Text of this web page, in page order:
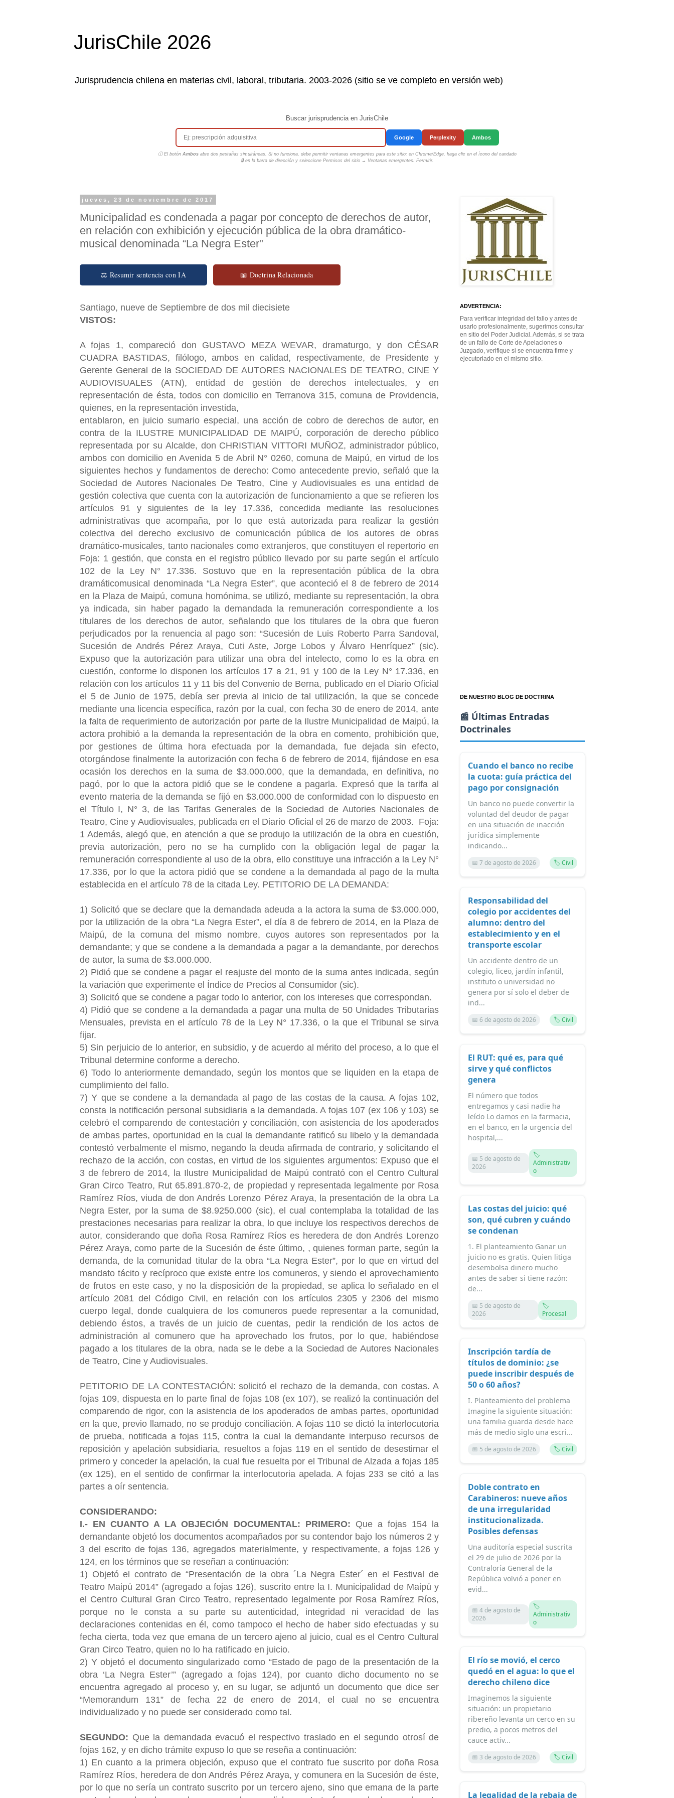
JurisChile 2026
Jurisprudencia chilena en materias civil, laboral, tributaria. 2003-2026 (sitio se ve completo en versión web)
Buscar jurisprudencia en JurisChile
Google Perplexity Ambos
ⓘ El botón Ambosabre dos pestañas simultáneas. Si no funciona, debe permitir ventanas emergentes para este sitio: en Chrome/Edge, haga clic en el ícono del candado
🔒 en la barra de dirección y seleccione Permisos del sitio → Ventanas emergentes: Permitir.
jueves, 23 de noviembre de 2017
Municipalidad es condenada a pagar por concepto de derechos de autor,
en relación con exhibición y ejecución pública de la obra dramático-
musical denominada “La Negra Ester"
⚖ Resumir sentencia con IA 📖 Doctrina Relacionada
Santiago, nueve de Septiembre de dos mil diecisiete
VISTOS:
A fojas 1, compareció don GUSTAVO MEZA WEVAR, dramaturgo, y don CÉSAR
CUADRA BASTIDAS, filólogo, ambos en calidad, respectivamente, de Presidente y
Gerente General de la SOCIEDAD DE AUTORES NACIONALES DE TEATRO, CINE Y
AUDIOVISUALES (ATN), entidad de gestión de derechos intelectuales, y en
representación de ésta, todos con domicilio en Terranova 315, comuna de Providencia,
quienes, en la representación investida,
entablaron, en juicio sumario especial, una acción de cobro de derechos de autor, en
contra de la ILUSTRE MUNICIPALIDAD DE MAIPÚ, corporación de derecho público
representada por su Alcalde, don CHRISTIAN VITTORI MUÑOZ, administrador público,
ambos con domicilio en Avenida 5 de Abril N° 0260, comuna de Maipú, en virtud de los
siguientes hechos y fundamentos de derecho: Como antecedente previo, señaló que la
Sociedad de Autores Nacionales De Teatro, Cine y Audiovisuales es una entidad de
gestión colectiva que cuenta con la autorización de funcionamiento a que se refieren los
artículos 91 y siguientes de la ley 17.336, concedida mediante las resoluciones
administrativas que acompaña, por lo que está autorizada para realizar la gestión
colectiva del derecho exclusivo de comunicación pública de los autores de obras
dramático-musicales, tanto nacionales como extranjeros, que constituyen el repertorio en
Foja: 1 gestión, que consta en el registro público llevado por su parte según el artículo
102 de la Ley N° 17.336. Sostuvo que en la representación pública de la obra
dramáticomusical denominada “La Negra Ester”, que aconteció el 8 de febrero de 2014
en la Plaza de Maipú, comuna homónima, se utilizó, mediante su representación, la obra
ya indicada, sin haber pagado la demandada la remuneración correspondiente a los
titulares de los derechos de autor, señalando que los titulares de la obra que fueron
perjudicados por la renuencia al pago son: “Sucesión de Luis Roberto Parra Sandoval,
Sucesión de Andrés Pérez Araya, Cuti Aste, Jorge Lobos y Álvaro Henríquez” (sic).
Expuso que la autorización para utilizar una obra del intelecto, como lo es la obra en
cuestión, conforme lo disponen los artículos 17 a 21, 91 y 100 de la Ley N° 17.336, en
relación con los artículos 11 y 11 bis del Convenio de Berna, publicado en el Diario Oficial
el 5 de Junio de 1975, debía ser previa al inicio de tal utilización, la que se concede
mediante una licencia específica, razón por la cual, con fecha 30 de enero de 2014, ante
la falta de requerimiento de autorización por parte de la Ilustre Municipalidad de Maipú, la
actora prohibió a la demanda la representación de la obra en comento, prohibición que,
por gestiones de última hora efectuada por la demandada, fue dejada sin efecto,
otorgándose finalmente la autorización con fecha 6 de febrero de 2014, fijándose en esa
ocasión los derechos en la suma de $3.000.000, que la demandada, en definitiva, no
pagó, por lo que la actora pidió que se le condene a pagarla. Expresó que la tarifa al
evento materia de la demanda se fijó en $3.000.000 de conformidad con lo dispuesto en
el Título I, N° 3, de las Tarifas Generales de la Sociedad de Autories Nacionales de
Teatro, Cine y Audiovisuales, publicada en el Diario Oficial el 26 de marzo de 2003. Foja:
1 Además, alegó que, en atención a que se produjo la utilización de la obra en cuestión,
previa autorización, pero no se ha cumplido con la obligación legal de pagar la
remuneración correspondiente al uso de la obra, ello constituye una infracción a la Ley N°
17.336, por lo que la actora pidió que se condene a la demandada al pago de la multa
establecida en el artículo 78 de la citada Ley. PETITORIO DE LA DEMANDA:
1) Solicitó que se declare que la demandada adeuda a la actora la suma de $3.000.000,
por la utilización de la obra “La Negra Ester”, el día 8 de febrero de 2014, en la Plaza de
Maipú, de la comuna del mismo nombre, cuyos autores son representados por la
demandante; y que se condene a la demandada a pagar a la demandante, por derechos
de autor, la suma de $3.000.000.
2) Pidió que se condene a pagar el reajuste del monto de la suma antes indicada, según
la variación que experimente el Índice de Precios al Consumidor (sic).
3) Solicitó que se condene a pagar todo lo anterior, con los intereses que correspondan.
4) Pidió que se condene a la demandada a pagar una multa de 50 Unidades Tributarias
Mensuales, prevista en el artículo 78 de la Ley N° 17.336, o la que el Tribunal se sirva
fijar.
5) Sin perjuicio de lo anterior, en subsidio, y de acuerdo al mérito del proceso, a lo que el
Tribunal determine conforme a derecho.
6) Todo lo anteriormente demandado, según los montos que se liquiden en la etapa de
cumplimiento del fallo.
7) Y que se condene a la demandada al pago de las costas de la causa. A fojas 102,
consta la notificación personal subsidiaria a la demandada. A fojas 107 (ex 106 y 103) se
celebró el comparendo de contestación y conciliación, con asistencia de los apoderados
de ambas partes, oportunidad en la cual la demandante ratificó su libelo y la demandada
contestó verbalmente el mismo, negando la deuda afirmada de contrario, y solicitando el
rechazo de la acción, con costas, en virtud de los siguientes argumentos: Expuso que el
3 de febrero de 2014, la Ilustre Municipalidad de Maipú contrató con el Centro Cultural
Gran Circo Teatro, Rut 65.891.870-2, de propiedad y representada legalmente por Rosa
Ramírez Ríos, viuda de don Andrés Lorenzo Pérez Araya, la presentación de la obra La
Negra Ester, por la suma de $8.9250.000 (sic), el cual contemplaba la totalidad de las
prestaciones necesarias para realizar la obra, lo que incluye los respectivos derechos de
autor, considerando que doña Rosa Ramírez Ríos es heredera de don Andrés Lorenzo
Pérez Araya, como parte de la Sucesión de éste último, , quienes forman parte, según la
demanda, de la comunidad titular de la obra “La Negra Ester”, por lo que en virtud del
mandato tácito y recíproco que existe entre los comuneros, y siendo el aprovechamiento
de frutos en este caso, y no la disposición de la propiedad, se aplica lo señalado en el
artículo 2081 del Código Civil, en relación con los artículos 2305 y 2306 del mismo
cuerpo legal, donde cualquiera de los comuneros puede representar a la comunidad,
debiendo éstos, a través de un juicio de cuentas, pedir la rendición de los actos de
administración al comunero que ha aprovechado los frutos, por lo que, habiéndose
pagado a los titulares de la obra, nada se le debe a la Sociedad de Autores Nacionales
de Teatro, Cine y Audiovisuales.
PETITORIO DE LA CONTESTACIÓN: solicitó el rechazo de la demanda, con costas. A
fojas 109, dispuesta en lo parte final de fojas 108 (ex 107), se realizó la continuación del
comparendo de rigor, con la asistencia de los apoderados de ambas partes, oportunidad
en la que, previo llamado, no se produjo conciliación. A fojas 110 se dictó la interlocutoria
de prueba, notificada a fojas 115, contra la cual la demandante interpuso recursos de
reposición y apelación subsidiaria, resueltos a fojas 119 en el sentido de desestimar el
primero y conceder la apelación, la cual fue resuelta por el Tribunal de Alzada a fojas 185
(ex 125), en el sentido de confirmar la interlocutoria apelada. A fojas 233 se citó a las
partes a oír sentencia.
CONSIDERANDO:
I.- EN CUANTO A LA OBJECIÓN DOCUMENTAL: PRIMERO: Que a fojas 154 la
demandante objetó los documentos acompañados por su contendor bajo los números 2 y
3 del escrito de fojas 136, agregados materialmente, y respectivamente, a fojas 126 y
124, en los términos que se reseñan a continuación:
1) Objetó el contrato de “Presentación de la obra ´La Negra Ester´ en el Festival de
Teatro Maipú 2014” (agregado a fojas 126), suscrito entre la I. Municipalidad de Maipú y
el Centro Cultural Gran Circo Teatro, representado legalmente por Rosa Ramírez Ríos,
porque no le consta a su parte su autenticidad, integridad ni veracidad de las
declaraciones contenidas en él, como tampoco el hecho de haber sido efectuadas y su
fecha cierta, toda vez que emana de un tercero ajeno al juicio, cual es el Centro Cultural
Gran Circo Teatro, quien no lo ha ratificado en juicio.
2) Y objetó el documento singularizado como “Estado de pago de la presentación de la
obra ‘La Negra Ester’” (agregado a fojas 124), por cuanto dicho documento no se
encuentra agregado al proceso y, en su lugar, se adjuntó un documento que dice ser
“Memorandum 131” de fecha 22 de enero de 2014, el cual no se encuentra
individualizado y no puede ser considerado como tal.
SEGUNDO: Que la demandada evacuó el respectivo traslado en el segundo otrosí de
fojas 162, y en dicho trámite expuso lo que se reseña a continuación:
1) En cuanto a la primera objeción, expuso que el contrato fue suscrito por doña Rosa
Ramírez Ríos, heredera de don Andrés Pérez Araya, y comunera en la Sucesión de éste,
por lo que no sería un contrato suscrito por un tercero ajeno, sino que emana de la parte
ADVERTENCIA:
Para verificar integridad del fallo y antes de
usarlo profesionalmente, sugerimos consultar
en sitio del Poder Judicial. Además, si se trata
de un fallo de Corte de Apelaciones o
Juzgado, verifique si se encuentra firme y
ejecutoriado en el mismo sitio.
DE NUESTRO BLOG DE DOCTRINA
📰 Últimas Entradas
Doctrinales
Cuando el banco no recibe
la cuota: guía práctica del
pago por consignación
Un banco no puede convertir la
voluntad del deudor de pagar
en una situación de inacción
jurídica simplemente
indicando...
📅 7 de agosto de 2026 🏷️ Civil
Responsabilidad del
colegio por accidentes del
alumno: dentro del
establecimiento y en el
transporte escolar
Un accidente dentro de un
colegio, liceo, jardín infantil,
instituto o universidad no
genera por sí solo el deber de
ind...
📅 6 de agosto de 2026 🏷️ Civil
El RUT: qué es, para qué
sirve y qué conflictos
genera
El número que todos
entregamos y casi nadie ha
leído Lo damos en la farmacia,
en el banco, en la urgencia del
hospital,...
📅 5 de agosto de
2026
🏷️
Administrativ
o
Las costas del juicio: qué
son, qué cubren y cuándo
se condenan
1. El planteamiento Ganar un
juicio no es gratis. Quien litiga
desembolsa dinero mucho
antes de saber si tiene razón:
de...
📅 5 de agosto de
2026
🏷️
Procesal
Inscripción tardía de
títulos de dominio: ¿se
puede inscribir después de
50 o 60 años?
I. Planteamiento del problema
Imagine la siguiente situación:
una familia guarda desde hace
más de medio siglo una escri...
📅 5 de agosto de 2026 🏷️ Civil
Doble contrato en
Carabineros: nueve años
de una irregularidad
institucionalizada.
Posibles defensas
Una auditoría especial suscrita
el 29 de julio de 2026 por la
Contraloría General de la
República volvió a poner en
evid...
📅 4 de agosto de
2026
🏷️
Administrativ
o
El río se movió, el cerco
quedó en el agua: lo que el
derecho chileno dice
Imaginemos la siguiente
situación: un propietario
ribereño levanta un cerco en su
predio, a pocos metros del
cauce activ...
📅 3 de agosto de 2026 🏷️ Civil
La legalidad de la rebaja de